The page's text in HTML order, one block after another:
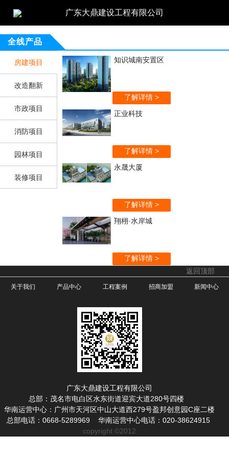
广东大鼎建设工程有限公司
全线产品
房建项目
改造翻新
市政项目
消防项目
园林项目
装修项目
知识城南安置区
了解详情 >
正业科技
了解详情 >
永晟大厦
了解详情 >
翔栩·水岸城
了解详情 >
普宁盈泰华府
了解详情 >
美林湖生态小镇
了解详情 >
了解详情 >
华晟食品
返回顶部
关于我们 产品中心 工程案例 招商加盟 新闻中心
广东大鼎建设工程有限公司
总部：茂名市电白区水东街道迎宾大道280号四楼
华南运营中心：广州市天河区中山大道西279号盈邦创意园C座二楼
总部电话：0668-5289969 华南运营中心电话：020-38624915
copyright ©2012